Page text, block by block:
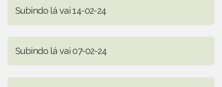
Subindo lá vai 14-02-24
Subindo lá vai 07-02-24